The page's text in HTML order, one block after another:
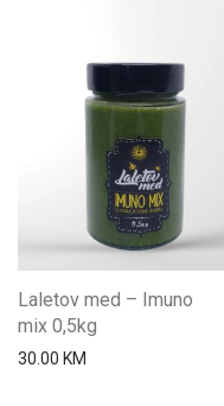
Laletov med – Imuno
mix 0,5kg
30.00 KM